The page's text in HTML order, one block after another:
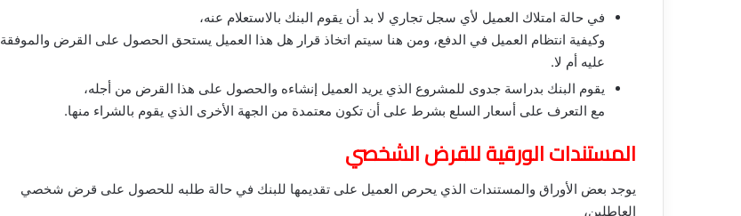
في حالة امتلاك العميل لأي سجل تجاري لا بد أن يقوم البنك بالاستعلام عنه،
وكيفية انتظام العميل في الدفع، ومن هنا سيتم اتخاذ قرار هل هذا العميل يستحق الحصول على القرض والموفقة
عليه أم لا.
يقوم البنك بدراسة جدوى للمشروع الذي يريد العميل إنشاءه والحصول على هذا القرض من أجله،
مع التعرف على أسعار السلع بشرط على أن تكون معتمدة من الجهة الأخرى الذي يقوم بالشراء منها.
المستندات الورقية للقرض الشخصي
يوجد بعض الأوراق والمستندات الذي يحرص العميل على تقديمها للبنك في حالة طلبه للحصول على قرض شخصي
العاطلين،